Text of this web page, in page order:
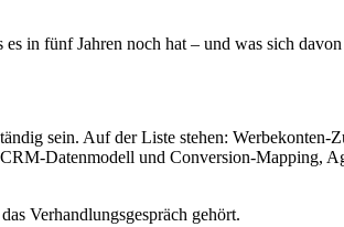
in fünf Jahren noch hat – und was sich
sein. Auf der Liste stehen:
Datenmodell und Conversion-Mapping,
Verhandlungsgespräch gehört.